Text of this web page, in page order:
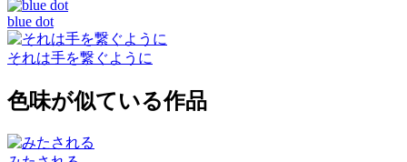
blue dot
それは手を繋ぐように
色味が似ている作品